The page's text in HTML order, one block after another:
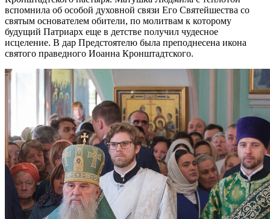
вспомнила об особой духовной связи Его Святейшества со
святым основателем обители, по молитвам к которому
будущий Патриарх еще в детстве получил чудесное
исцеление. В дар Предстоятелю была преподнесена икона
святого праведного Иоанна Кронштадтского.